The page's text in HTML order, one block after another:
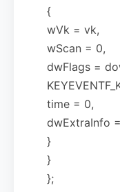
{
wVk = vk,
wScan = 0,
dwFlags =
time = 0,
dwExtraInfo
}
}
};